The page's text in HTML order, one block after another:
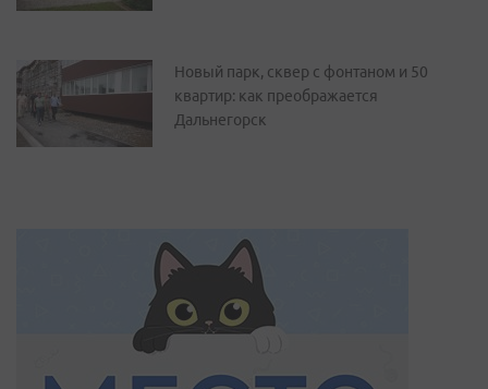
Новый парк, сквер с фонтаном и 50
квартир: как преображается
Дальнегорск